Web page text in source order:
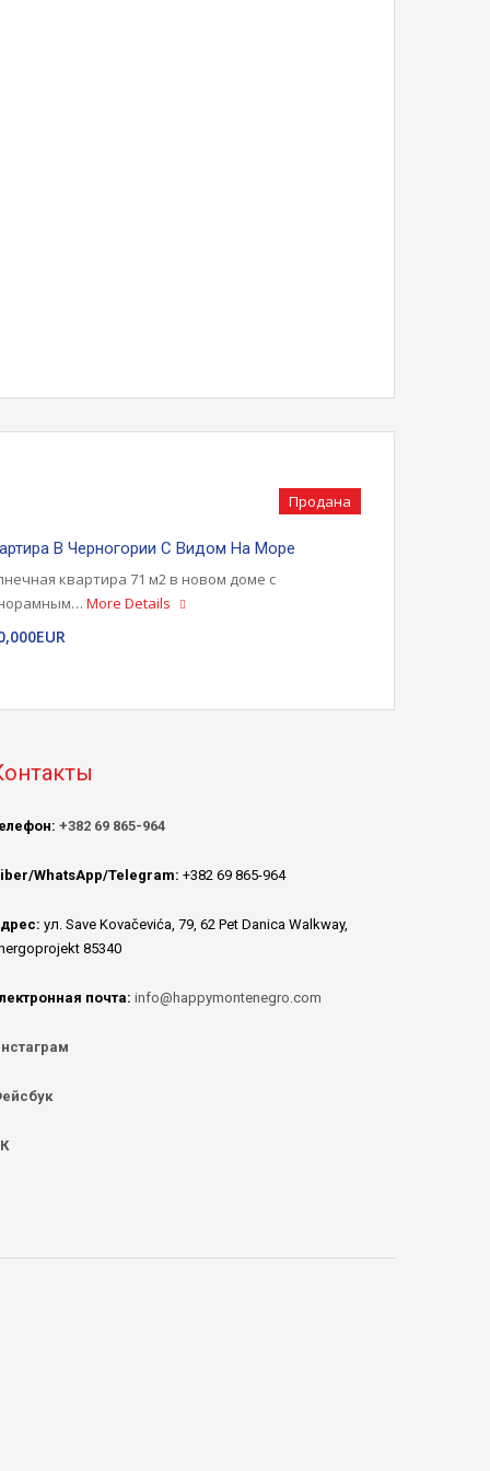
Продана
В Черногории С Видом На Море
квартира 71 м2 в новом доме с
More Details
+382 69 865-964
WhatsApp/Telegram: +382 69 865-964
ул. Save Kovačevića, 79, 62 Pet Danica Walkway,
85340
почта: info@happymontenegro.com